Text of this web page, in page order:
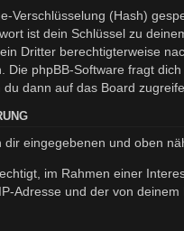
Verschlüsselung (Hash)
ist dein Schlüssel zu
Dritter berechtigterweise
Die phpBB-Software fragt
dann auf das Board
eingegebenen und oben
im Rahmen einer
Adresse und der von